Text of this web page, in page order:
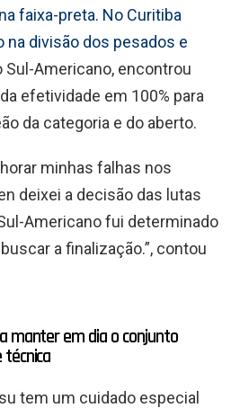
faixa-preta. No Curitiba
na divisão dos pesados e
Sul-Americano, encontrou
efetividade em 100% para
da categoria e do aberto.
minhas falhas nos
deixei a decisão das lutas
Americano fui determinado
a finalização.”, contou
manter em dia o conjunto
tem um cuidado especial